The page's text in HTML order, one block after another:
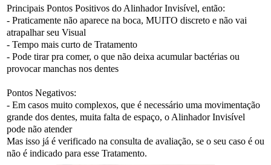
Principais Pontos Positivos do Alinhador Invisível, então:
- Praticamente não aparece na boca, MUITO discreto e não vai
atrapalhar seu Visual
- Tempo mais curto de Tratamento
- Pode tirar pra comer, o que não deixa acumular bactérias ou
provocar manchas nos dentes
Pontos Negativos:
- Em casos muito complexos, que é necessário uma movimentação
grande dos dentes, muita falta de espaço, o Alinhador Invisível
pode não atender
Mas isso já é verificado na consulta de avaliação, se o seu caso é ou
não é indicado para esse Tratamento.